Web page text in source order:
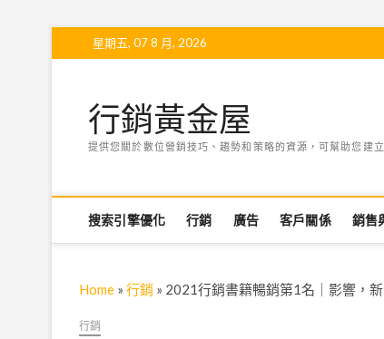
to
星期五, 07 8 月, 2026
行銷黃金屋
提供您關於數位營銷技巧、趨勢和策略的資源，可幫助您建
搜索引擎優化 行銷 廣告 客戶關係 銷售
Home » 行銷 » 2021行銷書籍暢銷第1名｜影響，
行銷